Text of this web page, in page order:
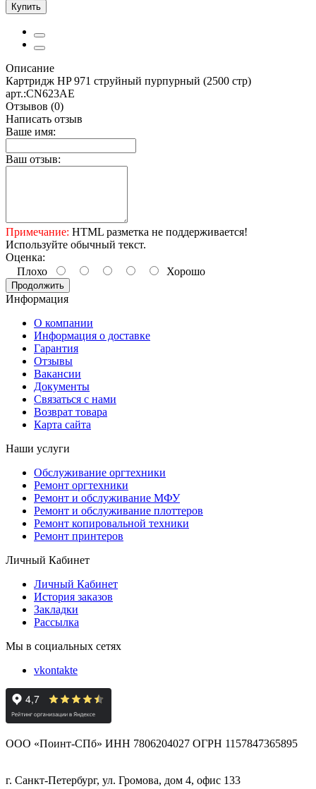
Купить
Описание
Картридж HP 971 струйный пурпурный (2500 стр)
арт.:CN623AE
Отзывов (0)
Написать отзыв
Ваше имя:
Ваш отзыв:
Примечание: HTML разметка не поддерживается!
Используйте обычный текст.
Оценка:
Плохо
Хорошо
Продолжить
Информация
О компании
Информация о доставке
Гарантия
Отзывы
Вакансии
Документы
Связаться с нами
Возврат товара
Карта сайта
Наши услуги
Обслуживание оргтехники
Ремонт оргтехники
Ремонт и обслуживание МФУ
Ремонт и обслуживание плоттеров
Ремонт копировальной техники
Ремонт принтеров
Личный Кабинет
Личный Кабинет
История заказов
Закладки
Рассылка
Мы в социальных сетях
vkontakte
ООО «Поинт-СПб» ИНН 7806204027 ОГРН 1157847365895
г. Санкт-Петербург, ул. Громова, дом 4, офис 133